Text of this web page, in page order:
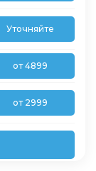
Уточняйте
от 4899
от 2999